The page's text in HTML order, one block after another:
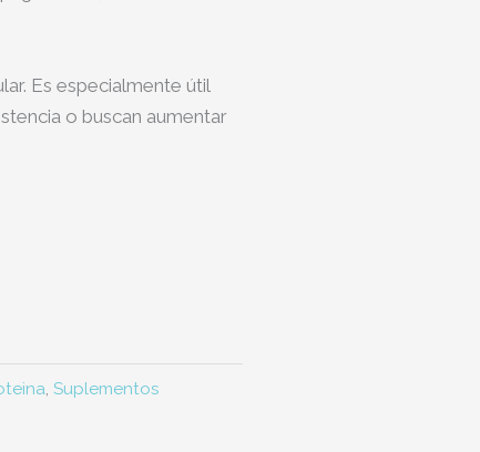
Es especialmente útil
o buscan aumentar
, Suplementos